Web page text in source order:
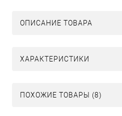
ОПИСАНИЕ ТОВАРА
ХАРАКТЕРИСТИКИ
ПОХОЖИЕ ТОВАРЫ (8)